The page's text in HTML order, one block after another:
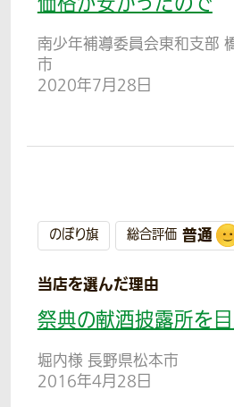
南少年補導委員会東和支部
市
2020年7月28日
のぼり旗 総合評価 普通
当店を選んだ理由
祭典の献酒披露所を
堀内様 長野県松本市
2016年4月28日